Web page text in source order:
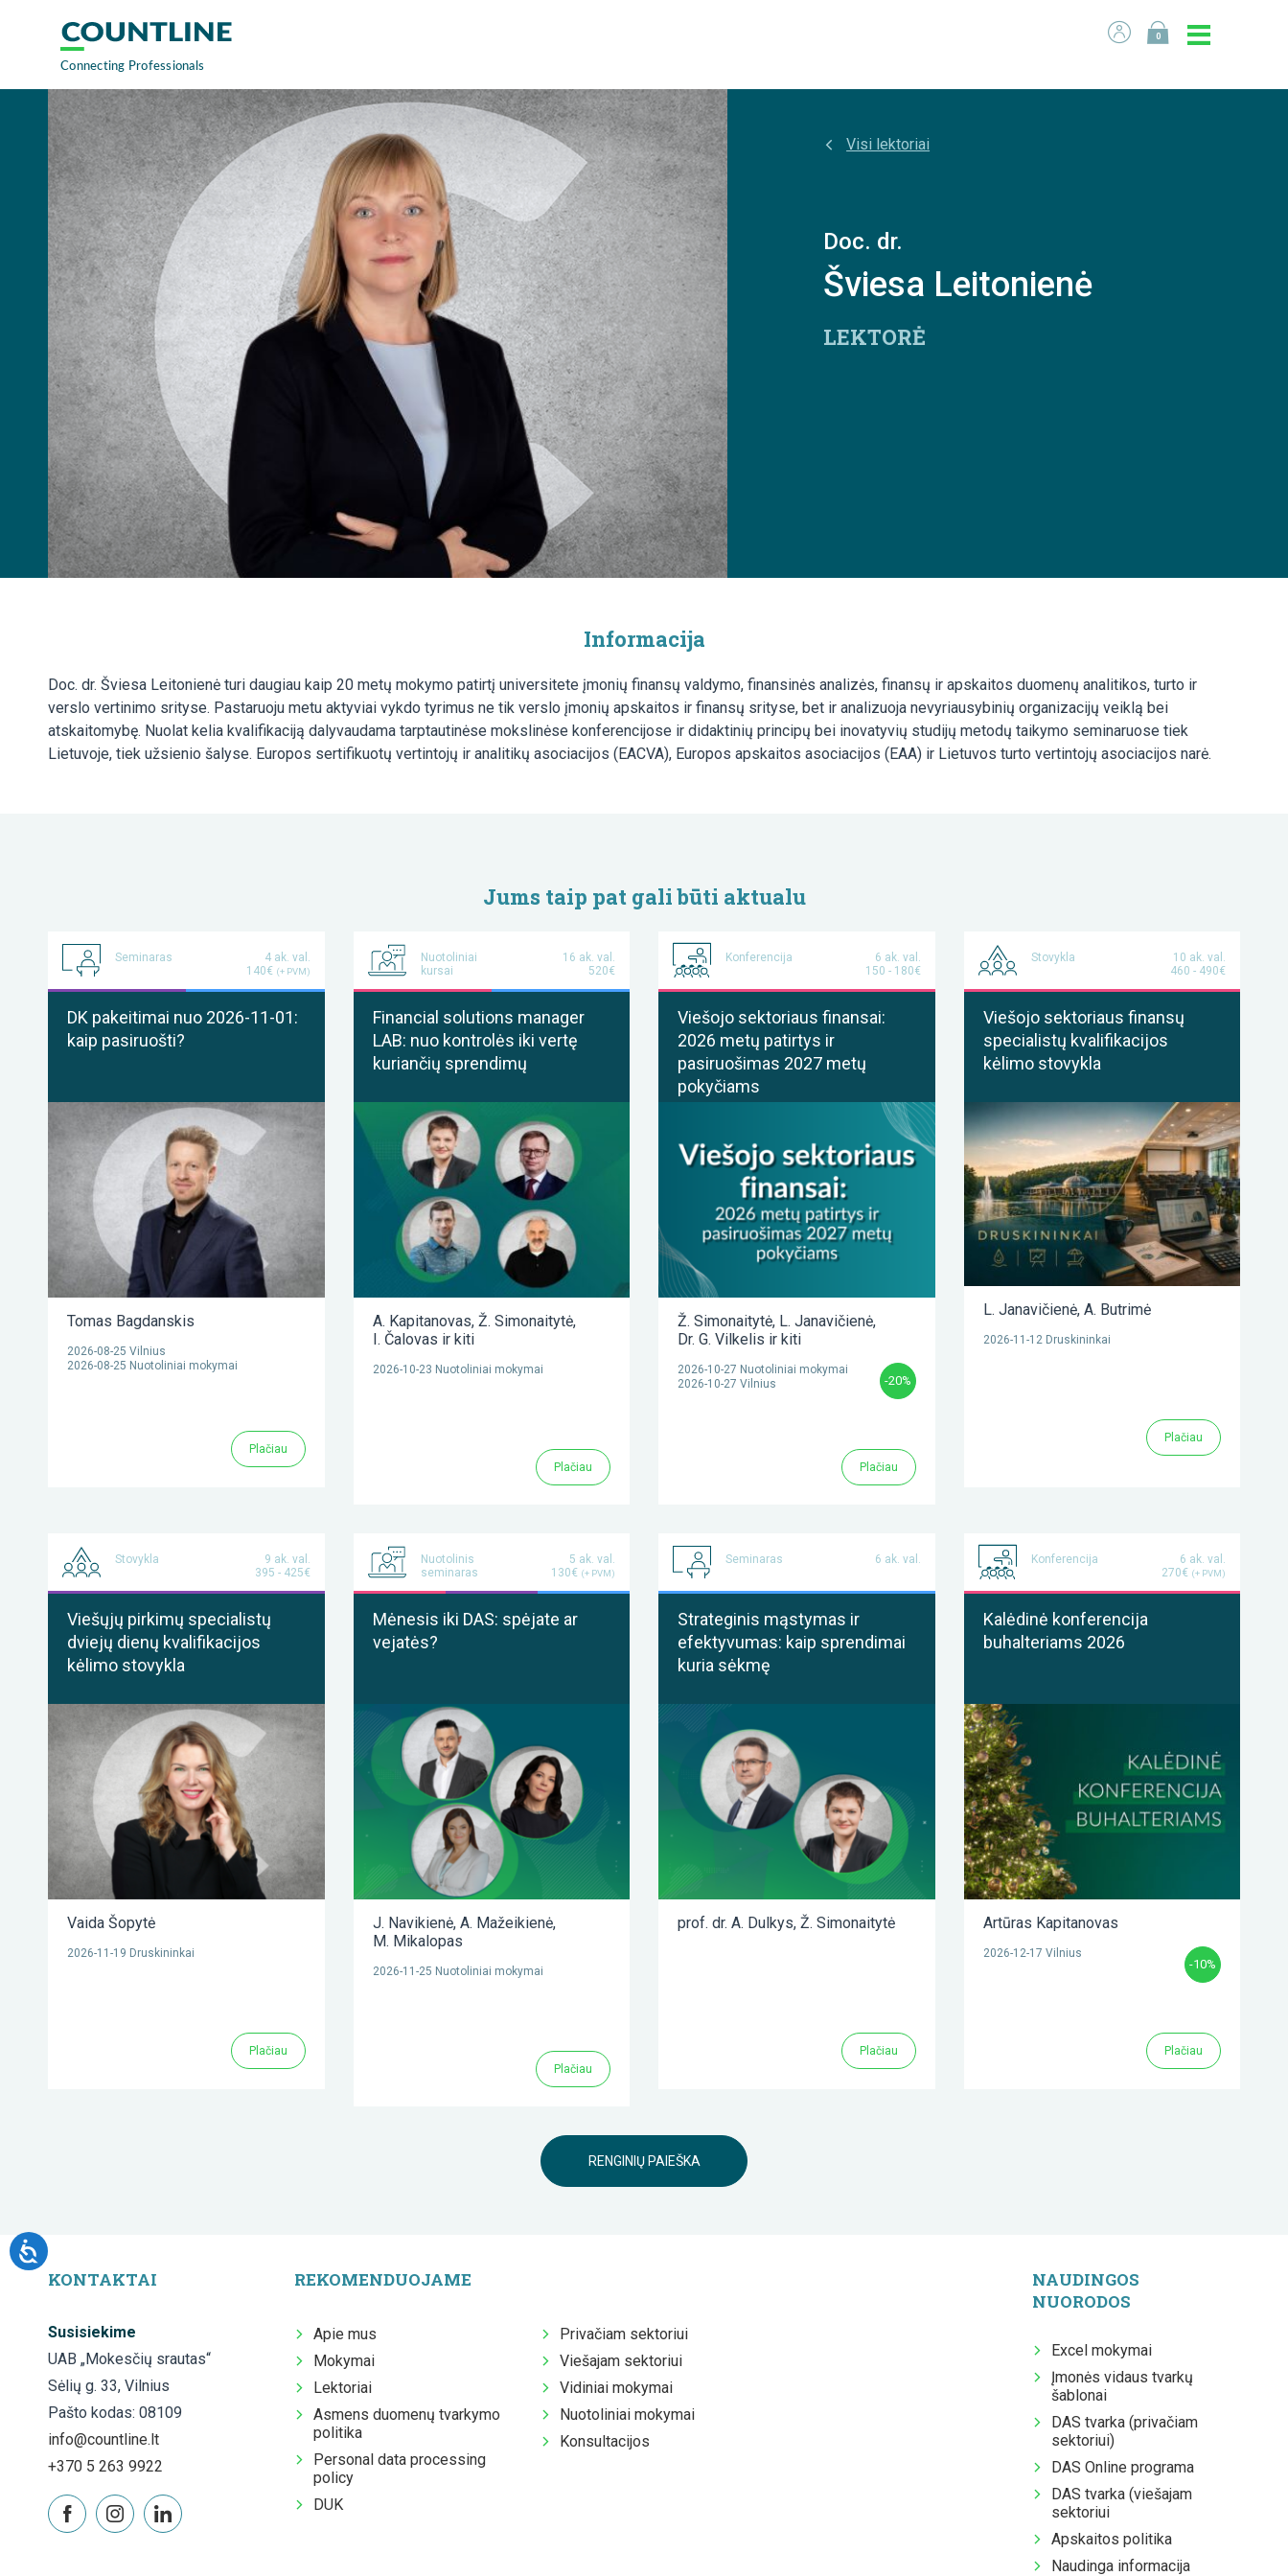
0
Visi lektoriai
Doc. dr.
Šviesa Leitonienė
LEKTORĖ
Informacija
Doc. dr. Šviesa Leitonienė turi daugiau kaip 20 metų mokymo patirtį universitete įmonių finansų valdymo, finansinės analizės, finansų ir apskaitos duomenų analitikos, turto ir
verslo vertinimo srityse. Pastaruoju metu aktyviai vykdo tyrimus ne tik verslo įmonių apskaitos ir finansų srityse, bet ir analizuoja nevyriausybinių organizacijų veiklą bei
atskaitomybę. Nuolat kelia kvalifikaciją dalyvaudama tarptautinėse mokslinėse konferencijose ir didaktinių principų bei inovatyvių studijų metodų taikymo seminaruose tiek
Lietuvoje, tiek užsienio šalyse. Europos sertifikuotų vertintojų ir analitikų asociacijos (EACVA), Europos apskaitos asociacijos (EAA) ir Lietuvos turto vertintojų asociacijos narė.
Jums taip pat gali būti aktualu
Seminaras
4 ak. val.
140€ (+ PVM)
DK pakeitimai nuo 2026-11-01:
kaip pasiruošti?
Tomas Bagdanskis
2026-08-25 Vilnius
2026-08-25 Nuotoliniai mokymai
Plačiau
Nuotoliniai
kursai
16 ak. val.
520€
Financial solutions manager
LAB: nuo kontrolės iki vertę
kuriančių sprendimų
A. Kapitanovas, Ž. Simonaitytė,
I. Čalovas ir kiti
2026-10-23 Nuotoliniai mokymai
Plačiau
Konferencija
6 ak. val.
150 - 180€
Viešojo sektoriaus finansai:
2026 metų patirtys ir
pasiruošimas 2027 metų
pokyčiams
Ž. Simonaitytė, L. Janavičienė,
Dr. G. Vilkelis ir kiti
2026-10-27 Nuotoliniai mokymai
2026-10-27 Vilnius
-20%
Plačiau
Stovykla
10 ak. val.
460 - 490€
Viešojo sektoriaus finansų
specialistų kvalifikacijos
kėlimo stovykla
L. Janavičienė, A. Butrimė
2026-11-12 Druskininkai
Plačiau
Stovykla
9 ak. val.
395 - 425€
Viešųjų pirkimų specialistų
dviejų dienų kvalifikacijos
kėlimo stovykla
Vaida Šopytė
2026-11-19 Druskininkai
Plačiau
Nuotolinis
seminaras
5 ak. val.
130€ (+ PVM)
Mėnesis iki DAS: spėjate ar
vejatės?
J. Navikienė, A. Mažeikienė,
M. Mikalopas
2026-11-25 Nuotoliniai mokymai
Plačiau
Seminaras 6 ak. val.
Strateginis mąstymas ir
efektyvumas: kaip sprendimai
kuria sėkmę
prof. dr. A. Dulkys, Ž. Simonaitytė
Plačiau
Konferencija
6 ak. val.
270€ (+ PVM)
Kalėdinė konferencija
buhalteriams 2026
Artūras Kapitanovas
2026-12-17 Vilnius
-10%
Plačiau
RENGINIŲ PAIEŠKA
KONTAKTAI
Susisiekime
UAB „Mokesčių srautas“
Sėlių g. 33, Vilnius
Pašto kodas: 08109
info@countline.lt
+370 5 263 9922
REKOMENDUOJAME
Apie mus
Mokymai
Lektoriai
Asmens duomenų tvarkymo
politika
Personal data processing
policy
DUK
Privačiam sektoriui
Viešajam sektoriui
Vidiniai mokymai
Nuotoliniai mokymai
Konsultacijos
NAUDINGOS
NUORODOS
Excel mokymai
Įmonės vidaus tvarkų
šablonai
DAS tvarka (privačiam
sektoriui)
DAS Online programa
DAS tvarka (viešajam
sektoriui
Apskaitos politika
Naudinga informacija